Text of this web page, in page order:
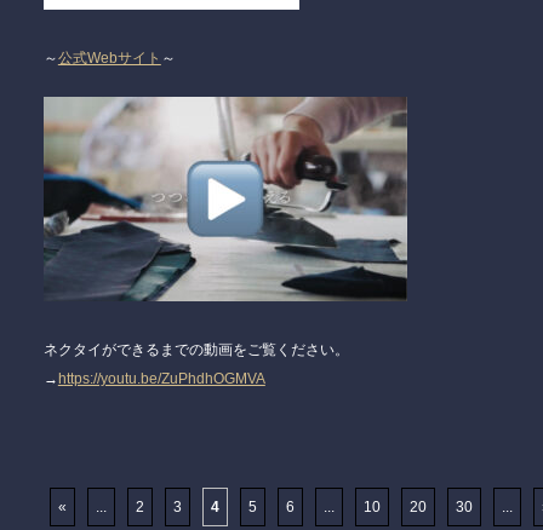
～公式Webサイト ～
ネクタイができるまでの動画をご覧ください。
→ https://youtu.be/ZuPhdhOGMVA
« ... 2 3 4 5 6 ... 10 20 30 ...